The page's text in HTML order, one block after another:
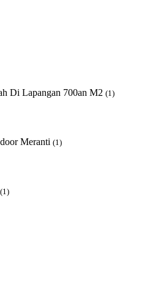
Di Lapangan 700an M2 (1)
Meranti (1)
(1)